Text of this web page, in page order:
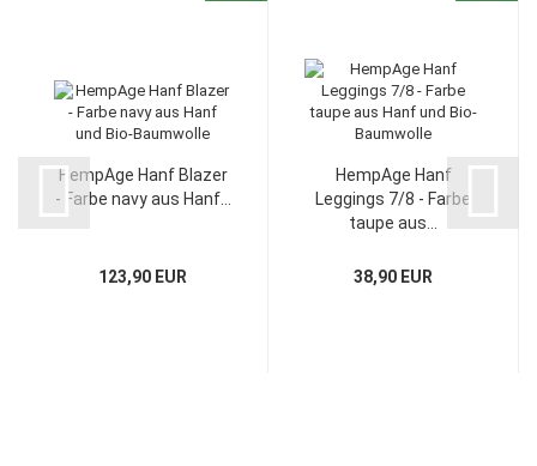
HempAge Hanf Blazer
- Farbe navy aus Hanf...
123,90 EUR
HempAge Hanf
Leggings 7/8 - Farbe
taupe aus...
38,90 EUR